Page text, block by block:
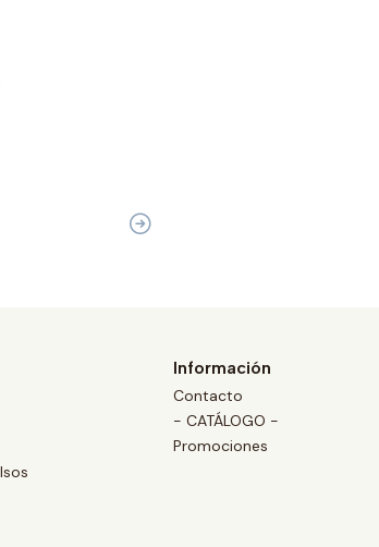
Información
Contacto
- CATÁLOGO -
Promociones